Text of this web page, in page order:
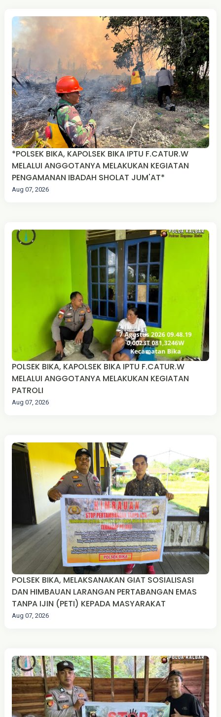
*POLSEK BIKA, KAPOLSEK BIKA IPTU F.CATUR.W
MELALUI ANGGOTANYA MELAKUKAN KEGIATAN
PENGAMANAN IBADAH SHOLAT JUM'AT*
Aug 07, 2026
POLSEK BIKA, KAPOLSEK BIKA IPTU F.CATUR.W
MELALUI ANGGOTANYA MELAKUKAN KEGIATAN
PATROLI
Aug 07, 2026
POLSEK BIKA, MELAKSANAKAN GIAT SOSIALISASI
DAN HIMBAUAN LARANGAN PERTABANGAN EMAS
TANPA IJIN (PETI) KEPADA MASYARAKAT
Aug 07, 2026